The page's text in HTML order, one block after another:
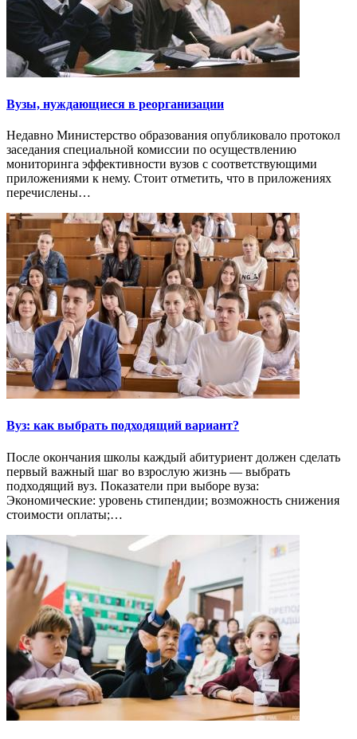
Вузы, нуждающиеся в реорганизации
Недавно Министерство образования опубликовало протокол
заседания специальной комиссии по осуществлению
мониторинга эффективности вузов с соответствующими
приложениями к нему. Стоит отметить, что в приложениях
перечислены…
Вуз: как выбрать подходящий вариант?
После окончания школы каждый абитуриент должен сделать
первый важный шаг во взрослую жизнь — выбрать
подходящий вуз. Показатели при выборе вуза:
Экономические: уровень стипендии; возможность снижения
стоимости оплаты;…